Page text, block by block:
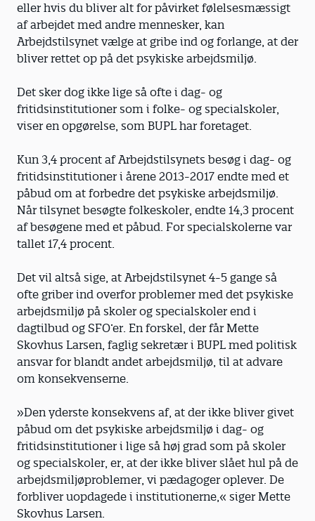
eller hvis du bliver alt for påvirket følelsesmæssigt
af arbejdet med andre mennesker, kan
Arbejdstilsynet vælge at gribe ind og forlange, at der
bliver rettet op på det psykiske arbejdsmiljø.
Det sker dog ikke lige så ofte i dag- og
fritidsinstitutioner som i folke- og specialskoler,
viser en opgørelse, som BUPL har foretaget.
Kun 3,4 procent af Arbejdstilsynets besøg i dag- og
fritidsinstitutioner i årene 2013-2017 endte med et
påbud om at forbedre det psykiske arbejdsmiljø.
Når tilsynet besøgte folkeskoler, endte 14,3 procent
af besøgene med et påbud. For specialskolerne var
tallet 17,4 procent.
Det vil altså sige, at Arbejdstilsynet 4-5 gange så
ofte griber ind overfor problemer med det psykiske
arbejdsmiljø på skoler og specialskoler end i
dagtilbud og SFO’er. En forskel, der får Mette
Skovhus Larsen, faglig sekretær i BUPL med politisk
ansvar for blandt andet arbejdsmiljø, til at advare
om konsekvenserne.
»Den yderste konsekvens af, at der ikke bliver givet
påbud om det psykiske arbejdsmiljø i dag- og
fritidsinstitutioner i lige så høj grad som på skoler
og specialskoler, er, at der ikke bliver slået hul på de
arbejdsmiljøproblemer, vi pædagoger oplever. De
forbliver uopdagede i institutionerne,« siger Mette
Skovhus Larsen.